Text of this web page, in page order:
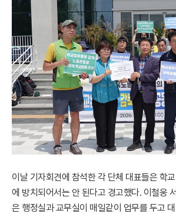
이날 기자회견에 참석한 각 단체 대표들은 학
에 방치되어서는 안 된다고 경고했다. 이철웅
은 행정실과 교무실이 매일같이 업무를 두고